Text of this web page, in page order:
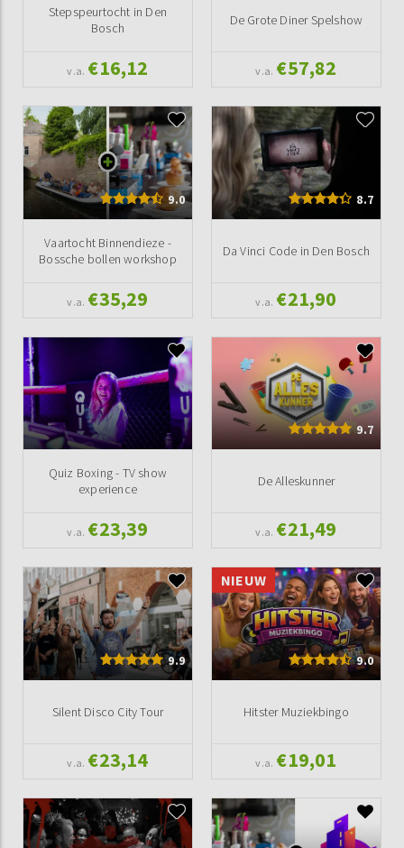
Stepspeurtocht in Den
Bosch
v.a. €16,12
De Grote Diner Spelshow
v.a. €57,82
9.0
Vaartocht Binnendieze -
Bossche bollen workshop
v.a. €35,29
8.7
Da Vinci Code in Den Bosch
v.a. €21,90
Quiz Boxing - TV show
experience
v.a. €23,39
9.7
De Alleskunner
v.a. €21,49
9.9
Silent Disco City Tour
v.a. €23,14
NIEUW
9.0
Hitster Muziekbingo
v.a. €19,01